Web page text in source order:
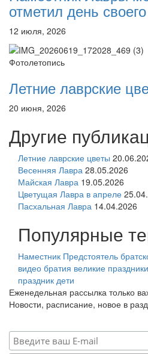
отметил день
12 июля, 2026
Фотолетопись
Летние лаврские
20 июня, 2026
Другие
Летние лаврские цветы
Весенняя Лавра 28.05.2026
Майская Лавра 19.05.2026
Цветущая Лавра в апреле
Пасхальная Лавра 14.04.2026
Популярные
Наместник Предстоятель
видео братия великие праздники
праздник дети
Еженедельная рассылка только
Новости, расписание, новое в